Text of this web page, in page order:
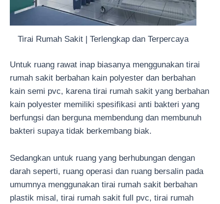
Tirai Rumah Sakit | Terlengkap dan Terpercaya
Untuk ruang rawat inap biasanya menggunakan tirai
rumah sakit berbahan kain polyester dan berbahan
kain semi pvc, karena tirai rumah sakit yang berbahan
kain polyester memiliki spesifikasi anti bakteri yang
berfungsi dan berguna membendung dan membunuh
bakteri supaya tidak berkembang biak.
Sedangkan untuk ruang yang berhubungan dengan
darah seperti, ruang operasi dan ruang bersalin pada
umumnya menggunakan tirai rumah sakit berbahan
plastik misal, tirai rumah sakit full pvc, tirai rumah